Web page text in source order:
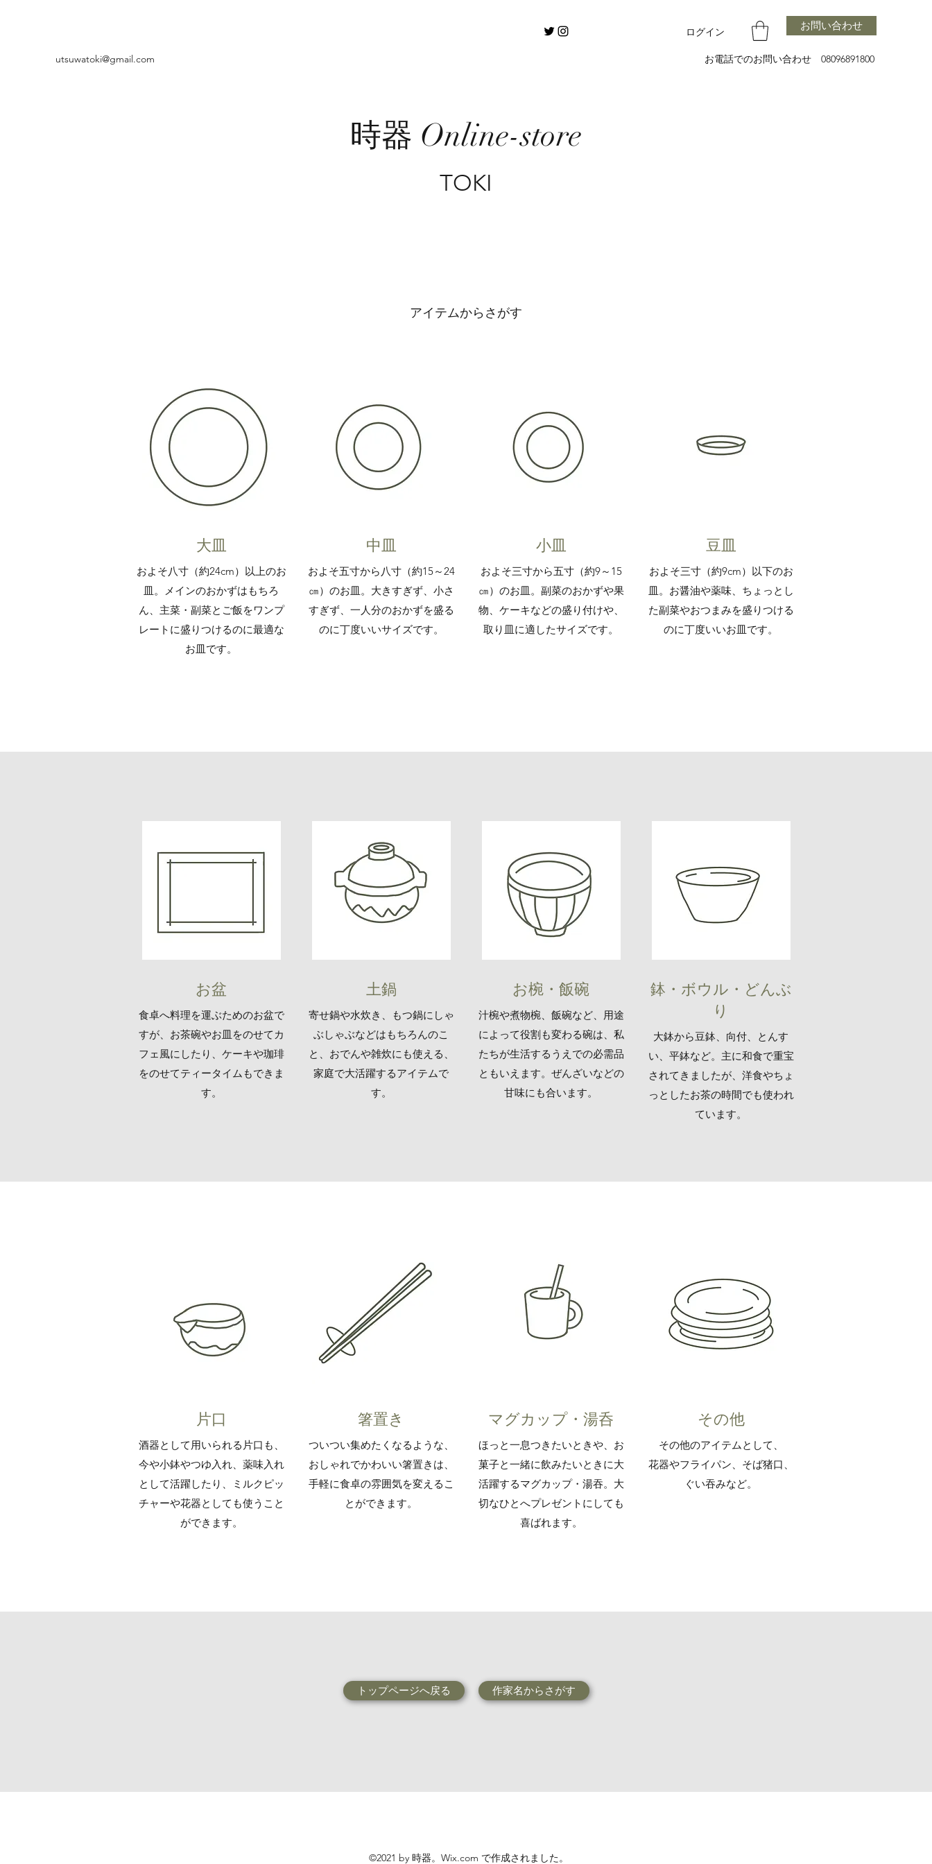
ログイン お問い合わせ
utsuwatoki@gmail.com お電話でのお問い合わせ 08096891800
TOKI
時器 Online-store
​​アイテムからさがす
大皿
およそ八寸（約24cm）以上のお
皿。メインのおかずはもちろ
ん、主菜・副菜とご飯をワンプ
レートに盛りつけるのに最適な
お皿です。
​​中皿
およそ五寸から八寸（約15～24
㎝）のお皿。大きすぎず、小さ
すぎず、一人分のおかずを盛る
のに丁度いいサイズです。
小皿
およそ三寸から五寸（約9～15
㎝）のお皿。副菜のおかずや果
物、ケーキなどの盛り付けや、
取り皿に適したサイズです。
​​豆皿
​およそ三寸（約9cm）以下のお
皿。お醤油や薬味、ちょっとし
た副菜やおつまみを盛りつける
のに丁度いいお皿です。
​​お盆
​食卓へ料理を運ぶためのお盆で
すが、お茶碗やお皿をのせてカ
フェ風にしたり、ケーキや珈琲
をのせてティータイムもできま
す。
​​土鍋
​​寄せ鍋や水炊き、もつ鍋にしゃ
ぶしゃぶなどはもちろんのこ
と、おでんや雑炊にも使える、
家庭で大活躍するアイテムで
す。
​​お椀・飯碗
​汁椀や煮物椀、飯碗など、用途
によって役割も変わる碗は、私
たちが生活するうえでの必需品
ともいえます。ぜんざいなどの
甘味にも合います。
鉢・ボウル・どんぶ
り
​大鉢から豆鉢、向付、とんす
い、平鉢など。主に和食で重宝
されてきましたが、洋食やちょ
っとしたお茶の時間でも使われ
ています。
​​片口
​酒器として用いられる片口も、
今や小鉢やつゆ入れ、薬味入れ
として活躍したり、ミルクピッ
チャーや花器としても使うこと
ができます。
​​箸置き
​​ついつい集めたくなるような、
おしゃれでかわいい箸置きは、
手軽に食卓の雰囲気を変えるこ
とができます。
​​マグカップ・湯呑
​ほっと一息つきたいときや、お
菓子と一緒に飲みたいときに大
活躍するマグカップ・湯吞。大
切なひとへプレゼントにしても
喜ばれます。
​​その他
その他のアイテムとして、
花器やフライパン、そば猪口、
ぐい吞みなど。
トップページへ戻る 作家名からさがす
©2021 by 時器。Wix.com で作成されました。